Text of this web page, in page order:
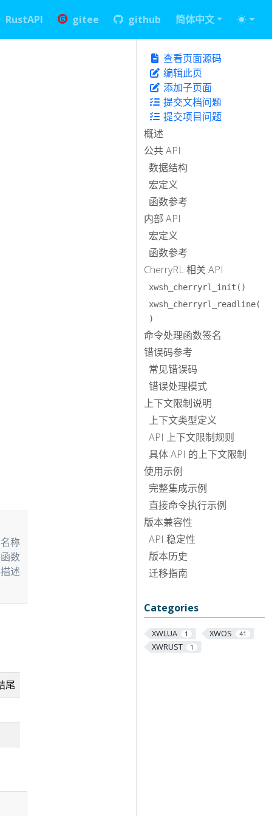
RustAPI gitee github 简体中文
查看页面源码
编辑此页
添加子页面
提交文档问题
提交项目问题
概述
公共 API
数据结构
宏定义
函数参考
内部 API
宏定义
函数参考
CherryRL 相关 API
xwsh_cherryrl_init()
xwsh_cherryrl_readline(
)
命令处理函数签名
错误码参考
常见错误码
错误处理模式
上下文限制说明
上下文类型定义
API 上下文限制规则
具体 API 的上下文限制
使用示例
完整集成示例
直接命令执行示例
版本兼容性
API 稳定性
版本历史
迁移指南
Categories
XWLUA 1 XWOS 41
XWRUST 1
称 */
数 */
述 */
尾